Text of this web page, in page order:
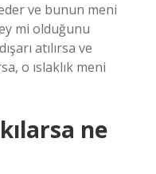
ve bunun meni
mi olduğunu
atılırsa ve
o ıslaklık meni
ne